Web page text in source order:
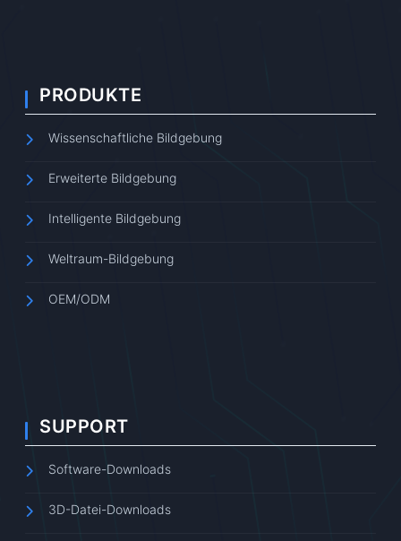
PRODUKTE
Wissenschaftliche Bildgebung
Erweiterte Bildgebung
Intelligente Bildgebung
Weltraum-Bildgebung
OEM/ODM
SUPPORT
Software-Downloads
3D-Datei-Downloads